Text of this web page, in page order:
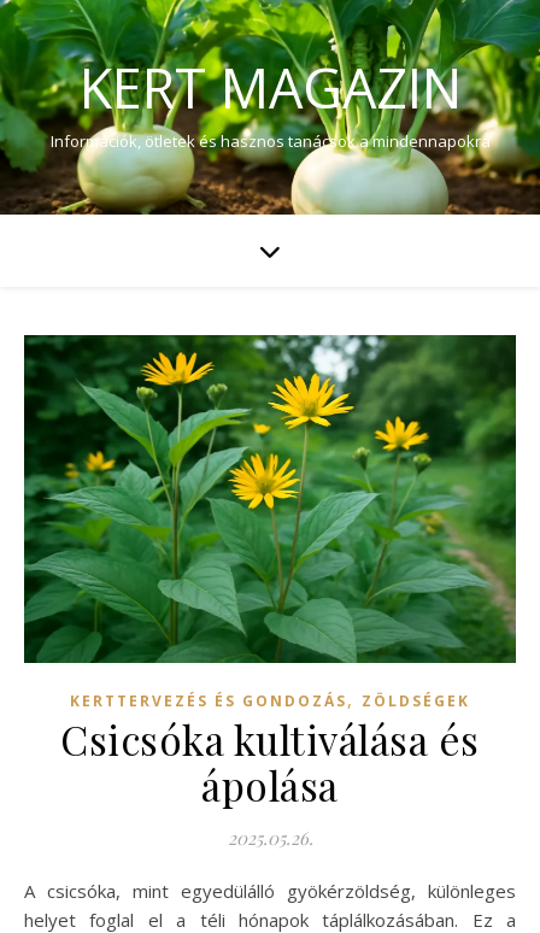
KERT MAGAZIN
Információk, ötletek és hasznos tanácsok a mindennapokra
KERTTERVEZÉS ÉS GONDOZÁS, ZÖLDSÉGEK
Csicsóka kultiválása és
ápolása
2025.05.26.
A csicsóka, mint egyedülálló gyökérzöldség, különleges
helyet foglal el a téli hónapok táplálkozásában. Ez a